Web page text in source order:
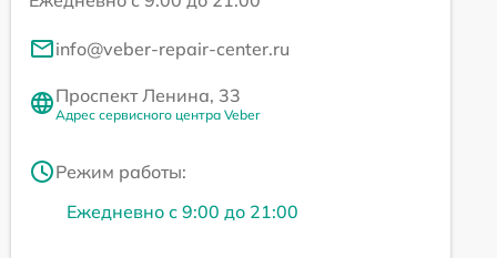
info@veber-repair-center.ru
Проспект Ленина, 33
Адрес сервисного центра Veber
Режим работы:
Ежедневно с 9:00 до 21:00